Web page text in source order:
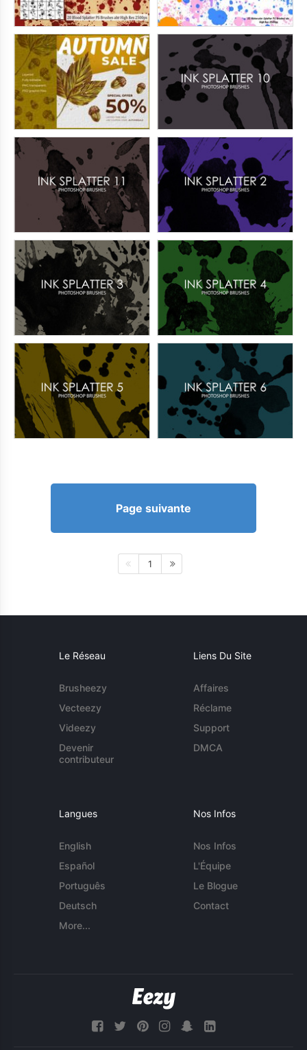
Page suivante
1
Le Réseau
Brusheezy
Vecteezy
Videezy
Devenir
contributeur
Liens Du Site
Affaires
Réclame
Support
DMCA
Langues
English
Español
Português
Deutsch
More...
Nos Infos
Nos Infos
L'Équipe
Le Blogue
Contact